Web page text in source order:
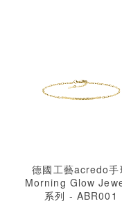
德國工藝acredo手
Morning Glow
系列 - ABR001